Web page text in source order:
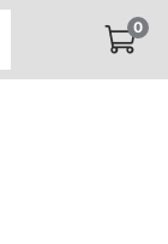
0